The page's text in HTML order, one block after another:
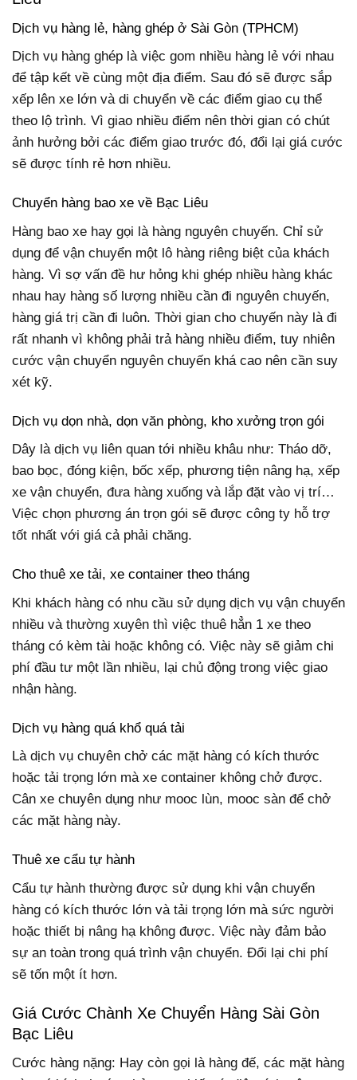
Dịch vụ hàng lẻ, hàng ghép ở Sài Gòn (TPHCM)
Dịch vụ hàng ghép là việc gom nhiều hàng lẻ với nhau
để tập kết về cùng một địa điểm. Sau đó sẽ được sắp
xếp lên xe lớn và di chuyển về các điểm giao cụ thể
theo lộ trình. Vì giao nhiều điểm nên thời gian có chút
ảnh hưởng bởi các điểm giao trước đó, đổi lại giá cước
sẽ được tính rẻ hơn nhiều.
Chuyển hàng bao xe về Bạc Liêu
Hàng bao xe hay gọi là hàng nguyên chuyến. Chỉ sử
dụng để vận chuyển một lô hàng riêng biệt của khách
hàng. Vì sợ vấn đề hư hỏng khi ghép nhiều hàng khác
nhau hay hàng số lượng nhiều cần đi nguyên chuyến,
hàng giá trị cần đi luôn. Thời gian cho chuyến này là đi
rất nhanh vì không phải trả hàng nhiều điểm, tuy nhiên
cước vận chuyển nguyên chuyến khá cao nên cần suy
xét kỹ.
Dịch vụ dọn nhà, dọn văn phòng, kho xưởng trọn gói
Dây là dịch vụ liên quan tới nhiều khâu như: Tháo dỡ,
bao bọc, đóng kiện, bốc xếp, phương tiện nâng hạ, xếp
xe vận chuyển, đưa hàng xuống và lắp đặt vào vị trí…
Việc chọn phương án trọn gói sẽ được công ty hỗ trợ
tốt nhất với giá cả phải chăng.
Cho thuê xe tải, xe container theo tháng
Khi khách hàng có nhu cầu sử dụng dịch vụ vận chuyển
nhiều và thường xuyên thì việc thuê hẳn 1 xe theo
tháng có kèm tài hoặc không có. Việc này sẽ giảm chi
phí đầu tư một lần nhiều, lại chủ động trong việc giao
nhận hàng.
Dịch vụ hàng quá khổ quá tải
Là dịch vụ chuyên chở các mặt hàng có kích thước
hoặc tải trọng lớn mà xe container không chở được.
Cân xe chuyên dụng như mooc lùn, mooc sàn để chở
các mặt hàng này.
Thuê xe cẩu tự hành
Cẩu tự hành thường được sử dụng khi vận chuyển
hàng có kích thước lớn và tải trọng lớn mà sức người
hoặc thiết bị nâng hạ không được. Việc này đảm bảo
sự an toàn trong quá trình vận chuyển. Đổi lại chi phí
sẽ tốn một ít hơn.
Giá Cước Chành Xe Chuyển Hàng Sài Gòn
Bạc Liêu
Cước hàng nặng: Hay còn gọi là hàng đế, các mặt hàng